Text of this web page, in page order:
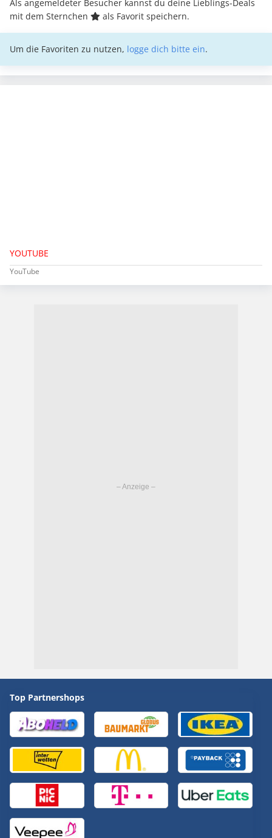
Als angemeldeter Besucher kannst du deine Lieblings-Deals
mit dem Sternchen
als Favorit speichern.
Um die Favoriten zu nutzen, logge dich bitte ein.
YOUTUBE
YouTube
Top Partnershops